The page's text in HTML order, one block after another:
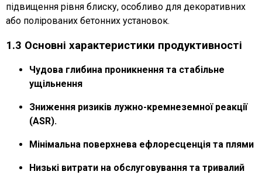
підвищення рівня блиску, особливо для декоративних
або полірованих бетонних установок.
1.3 Основні характеристики продуктивності
Чудова глибина проникнення та стабільне
ущільнення
Зниження ризиків лужно-кремнеземної реакції
(ASR).
Мінімальна поверхнева ефлоресценція та плями
Низькі витрати на обслуговування та тривалий